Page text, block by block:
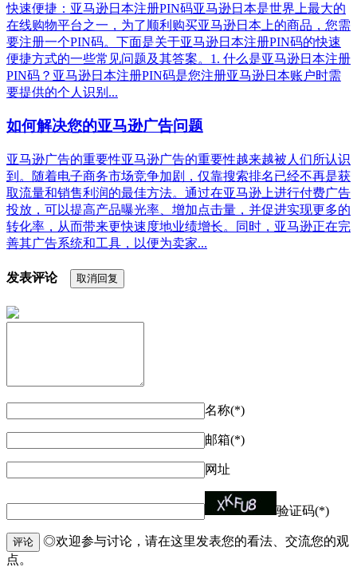
快速便捷：亚马逊日本注册PIN码亚马逊日本是世界上最大的
在线购物平台之一，为了顺利购买亚马逊日本上的商品，您需
要注册一个PIN码。下面是关于亚马逊日本注册PIN码的快速
便捷方式的一些常见问题及其答案。1. 什么是亚马逊日本注册
PIN码？亚马逊日本注册PIN码是您注册亚马逊日本账户时需
要提供的个人识别...
如何解决您的亚马逊广告问题
亚马逊广告的重要性亚马逊广告的重要性越来越被人们所认识
到。随着电子商务市场竞争加剧，仅靠搜索排名已经不再是获
取流量和销售利润的最佳方法。通过在亚马逊上进行付费广告
投放，可以提高产品曝光率、增加点击量，并促进实现更多的
转化率，从而带来更快速度地业绩增长。同时，亚马逊正在完
善其广告系统和工具，以便为卖家...
发表评论 取消回复
名称(*)
邮箱(*)
网址
验证码(*)
评论
◎欢迎参与讨论，请在这里发表您的看法、交流您的观
点。